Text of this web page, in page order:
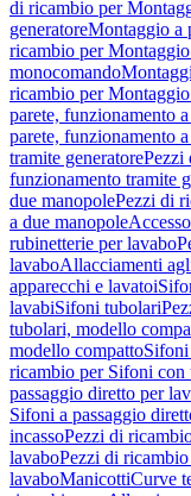
di ricambio per
generatoreMontaggio a
ricambio per
monocomando
ricambio per
parete, funzionamento
parete, funzionamento
tramite generatorePezzi
funzionamento tramite
due manopolePezzi di
a due manopole
rubinetterie per lavabo
lavaboAllacciamenti
apparecchi e lavatoi
lavabiSifoni tubolari
tubolari, modello
modello compattoSifoni
ricambio per Sifoni con
passaggio diretto per
Sifoni a passaggio
incassoPezzi di
lavaboPezzi di
lavaboManicottiCurve